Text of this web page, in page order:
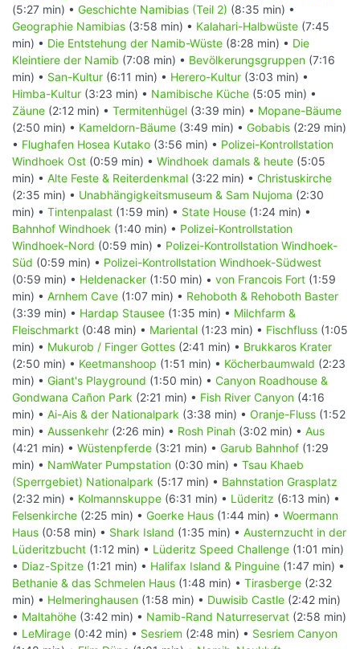
(5:27 min) • Geschichte Namibias (Teil 2) (8:35 min) •
Geographie Namibias (3:58 min) • Kalahari-Halbwüste (7:45
min) • Die Entstehung der Namib-Wüste (8:28 min) • Die
Kleintiere der Namib (7:08 min) • Bevölkerungsgruppen (7:16
min) • San-Kultur (6:11 min) • Herero-Kultur (3:03 min) •
Himba-Kultur (3:23 min) • Namibische Küche (5:05 min) •
Zäune (2:12 min) • Termitenhügel (3:39 min) • Mopane-Bäume
(2:50 min) • Kameldorn-Bäume (3:49 min) • Gobabis (2:29 min)
• Flughafen Hosea Kutako (3:56 min) • Polizei-Kontrollstation
Windhoek Ost (0:59 min) • Windhoek damals & heute (5:05
min) • Alte Feste & Reiterdenkmal (3:22 min) • Christuskirche
(2:35 min) • Unabhängigkeitsmuseum & Sam Nujoma (2:30
min) • Tintenpalast (1:59 min) • State House (1:24 min) •
Bahnhof Windhoek (1:40 min) • Polizei-Kontrollstation
Windhoek-Nord (0:59 min) • Polizei-Kontrollstation Windhoek-
Süd (0:59 min) • Polizei-Kontrollstation Windhoek-Südwest
(0:59 min) • Heldenacker (1:50 min) • von Francois Fort (1:59
min) • Arnhem Cave (1:07 min) • Rehoboth & Rehoboth Baster
(3:39 min) • Hardap Stausee (1:35 min) • Milchfarm &
Fleischmarkt (0:48 min) • Mariental (1:23 min) • Fischfluss (1:05
min) • Mukurob / Finger Gottes (2:41 min) • Brukkaros Krater
(2:50 min) • Keetmanshoop (1:51 min) • Köcherbaumwald (2:23
min) • Giant's Playground (1:50 min) • Canyon Roadhouse &
Gondwana Cañon Park (2:21 min) • Fish River Canyon (4:16
min) • Ai-Ais & der Nationalpark (3:38 min) • Oranje-Fluss (1:52
min) • Aussenkehr (2:26 min) • Rosh Pinah (3:02 min) • Aus
(4:21 min) • Wüstenpferde (3:21 min) • Garub Bahnhof (1:29
min) • NamWater Pumpstation (0:30 min) • Tsau Khaeb
(Sperrgebiet) Nationalpark (5:17 min) • Bahnstation Grasplatz
(2:32 min) • Kolmannskuppe (6:31 min) • Lüderitz (6:13 min) •
Felsenkirche (2:25 min) • Goerke Haus (1:44 min) • Woermann
Haus (0:58 min) • Shark Island (1:35 min) • Austernzucht in der
Lüderitzbucht (1:12 min) • Lüderitz Speed Challenge (1:01 min)
• Diaz-Spitze (1:21 min) • Halifax Island & Pinguine (1:47 min) •
Bethanie & das Schmelen Haus (1:48 min) • Tirasberge (2:32
min) • Helmeringhausen (1:58 min) • Duwisib Castle (2:42 min)
• Maltahöhe (3:42 min) • Namib-Rand Naturreservat (2:58 min)
• LeMirage (0:42 min) • Sesriem (2:48 min) • Sesriem Canyon